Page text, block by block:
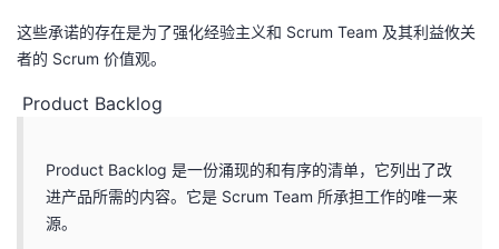
这些承诺的存在是为了强化经验主义和 Scrum Team 及其利益攸关
者的 Scrum 价值观。
Product Backlog
Product Backlog 是一份涌现的和有序的清单，它列出了改
进产品所需的内容。它是 Scrum Team 所承担工作的唯一来
源。